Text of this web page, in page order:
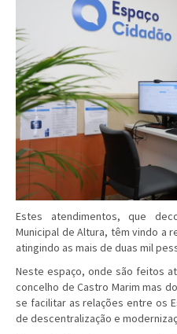
Estes atendimentos, que
Municipal de Altura, têm vindo a
atingindo as mais de duas mil
Neste espaço, onde são feitos
concelho de Castro Marim mas
se facilitar as relações entre os
de descentralização e